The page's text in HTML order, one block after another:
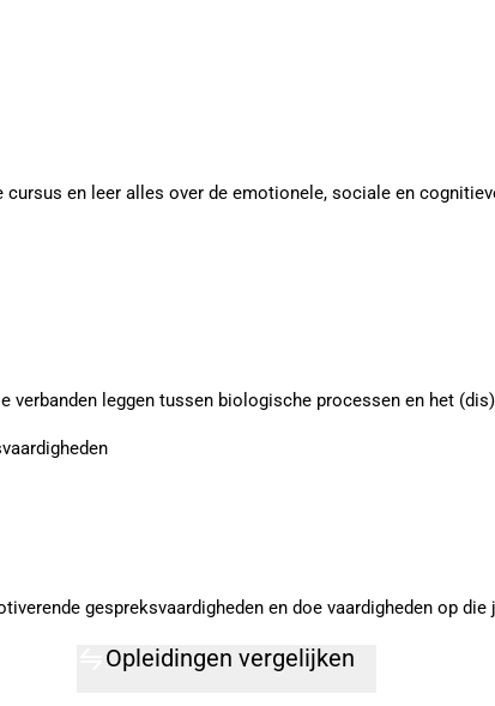
en leer alles over de emotionele, sociale en
verbanden leggen tussen biologische processen en het
gespreksvaardigheden en doe vaardigheden op
Opleidingen vergelijken